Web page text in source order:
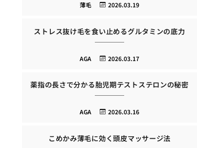
2026.03.19
薄毛
ストレス抜け毛を食い止めるグルタミンの底力
2026.03.17
AGA
薬指の長さで分かる胎児期テストステロンの秘密
2026.03.16
AGA
こめかみ薄毛に効く頭皮マッサージ法